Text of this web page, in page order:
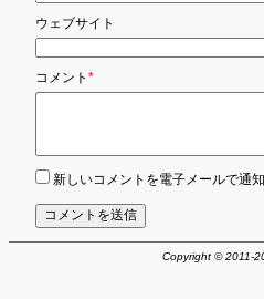
目
ウェブサイト
必
須
コメント*
新しいコメントを電子メールで通
コメントを送信
Copyright © 2011-